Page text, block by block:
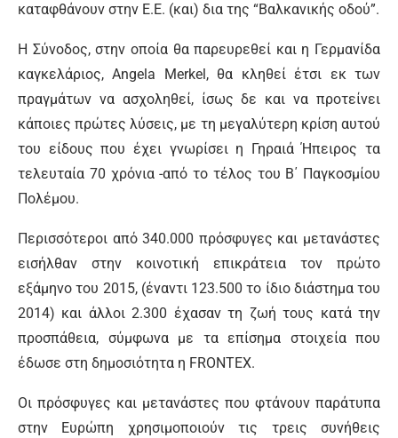
καταφθάνουν στην Ε.Ε. (και) δια της “Βαλκανικής οδού”.
Η Σύνοδος, στην οποία θα παρευρεθεί και η Γερμανίδα
καγκελάριος, Angela Merkel, θα κληθεί έτσι εκ των
πραγμάτων να ασχοληθεί, ίσως δε και να προτείνει
κάποιες πρώτες λύσεις, με τη μεγαλύτερη κρίση αυτού
του είδους που έχει γνωρίσει η Γηραιά Ήπειρος τα
τελευταία 70 χρόνια -από το τέλος του Β΄ Παγκοσμίου
Πολέμου.
Περισσότεροι από 340.000 πρόσφυγες και μετανάστες
εισήλθαν στην κοινοτική επικράτεια τον πρώτο
εξάμηνο του 2015, (έναντι 123.500 το ίδιο διάστημα του
2014) και άλλοι 2.300 έχασαν τη ζωή τους κατά την
προσπάθεια, σύμφωνα με τα επίσημα στοιχεία που
έδωσε στη δημοσιότητα η FRONTEX.
Οι πρόσφυγες και μετανάστες που φτάνουν παράτυπα
στην Ευρώπη χρησιμοποιούν τις τρεις συνήθεις